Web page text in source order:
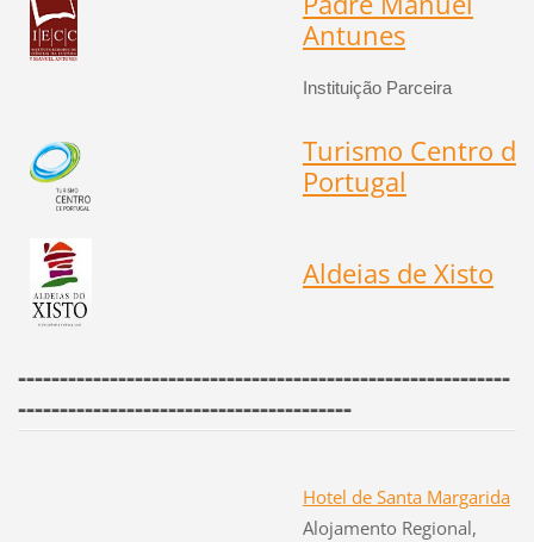
Antunes
Instituição Parceira
Turismo Centro de
Portugal
Aldeias de Xisto
-----------------------------------------------------------
----------------------------------------
Hotel de Santa Margarida
Alojamento Regional,